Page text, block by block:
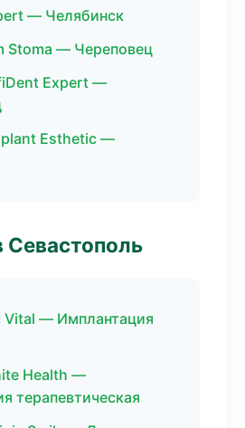
— Челябинск
Stoma — Череповец
Expert —
Esthetic —
Севастополь
— Имплантация
Health —
терапевтическая